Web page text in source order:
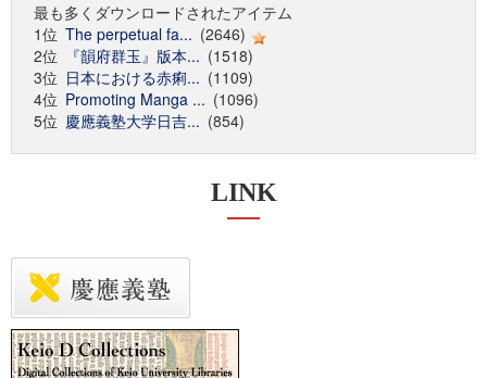
最も多くダウンロードされたアイテム
1位 The perpetual fa... (2646)
2位
『韻府群玉』版本... (1518)
3位 日本における赤痢... (1109)
4位 Promoting Manga ... (1096)
5位 慶應義塾大学日吉... (854)
LINK